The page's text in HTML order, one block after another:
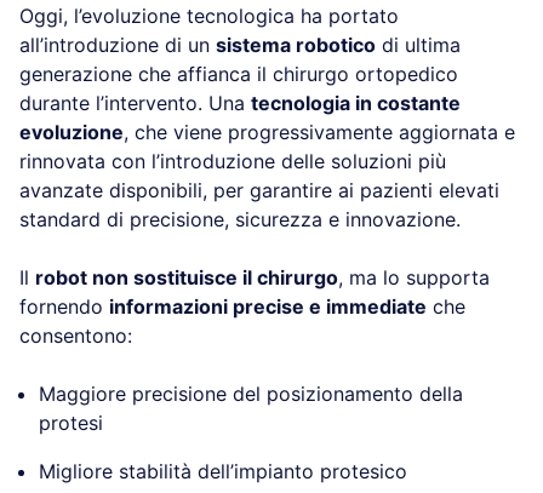
Oggi, l’evoluzione tecnologica ha portato
all’introduzione di un sistema robotico di ultima
generazione che affianca il chirurgo ortopedico
durante l’intervento. Una tecnologia in costante
evoluzione, che viene progressivamente aggiornata e
rinnovata con l’introduzione delle soluzioni più
avanzate disponibili, per garantire ai pazienti elevati
standard di precisione, sicurezza e innovazione.
Il robot non sostituisce il chirurgo, ma lo supporta
fornendo informazioni precise e immediate che
consentono:
Maggiore precisione del posizionamento della
protesi
Migliore stabilità dell’impianto protesico